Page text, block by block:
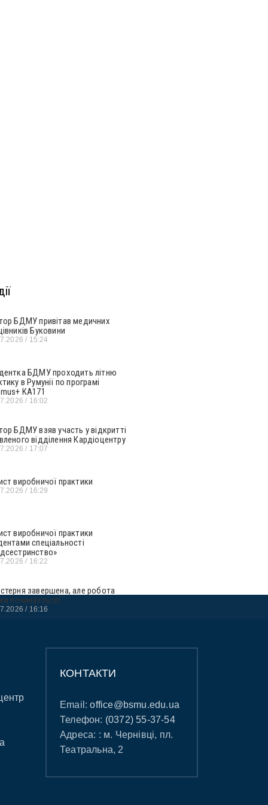
БДМУ привітав медичних
Буковини
15:24
БДМУ проходить літню
в Румунії по програмі
KA171
16:02
БДМУ взяв участь у відкритті
відділення Кардіоцентру
17:07
виробничої практики
16:29
виробничої практики
спеціальності
16:22
завершена, але робота
починається!
16:16
КОНТАКТИ
Email:office@bsmu.edu.ua
Телефон: (0372) 55-37-54
Адреса: : м. Чернівці, пл.
Театральна, 2